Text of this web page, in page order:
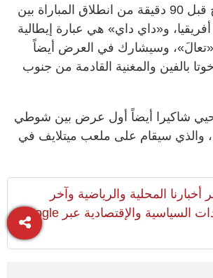
ويبدأ حفل الافتتاح قبل ​90 دقيقة من انطلاق المباراة بين
و«داي داي» هي عبارة إيطالية
«تعالَ»، و​سيشارك في العرض أيضاً
بالفين والمغنية القادمة ​من ‌جنوب
شاكيرا أيضاً ⁠أول عرض بين ​شوطي
والذي سيقام على ملعب ميتلايف في
أخبارنا المحلية والرياضية وآخر
المستجدات السياسية والإقتصادية عبر Google